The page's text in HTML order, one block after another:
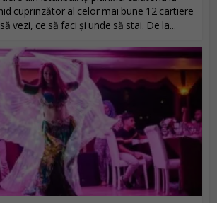
cuprinzător al celor mai bune 12 cartiere
vezi, ce să faci și unde să stai. De la...